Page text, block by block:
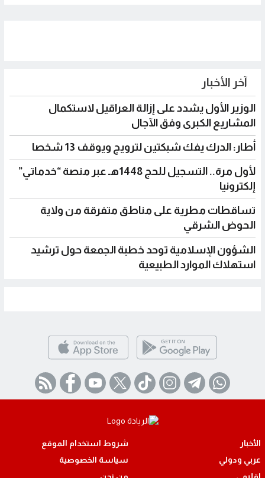
آخر الأخبار
الوزير الأول يشدد على إزالة العراقيل لاستكمال
المشاريع الكبرى وفق الآجال
أطار: الدرك يفك شبكتين لترويج ويوقف 13 شخصا
لأول مرة.. التسجيل للحج 1448هـ عبر منصة “خدماتي”
إلكترونيا
تساقطات مطرية على مناطق متفرقة من ولاية
الحوض الشرقي
الشؤون الإسلامية توحد خطبة الجمعة حول ترشيد
استهلاك الموارد الطبيعية
الأخبار
عربي ودولي
اقليمي
شروط استخدام الموقع
سياسة الخصوصية
من نحن